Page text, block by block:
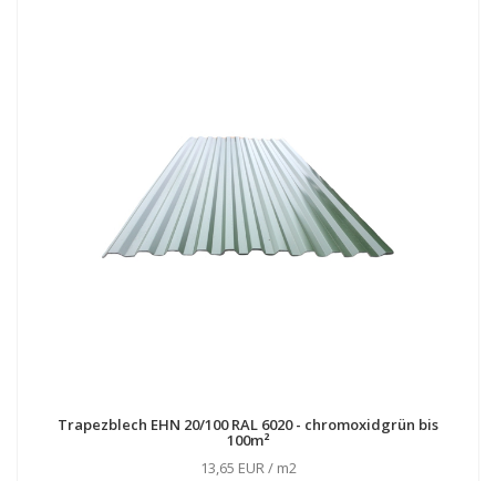
Trapezblech EHN 20/100 RAL 6020 - chromoxidgrün bis
100m²
13,65 EUR / m2